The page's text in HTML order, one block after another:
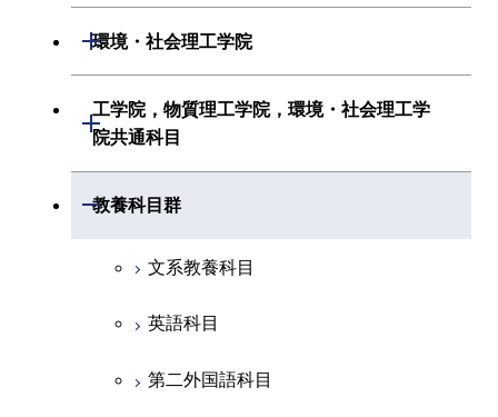
創造プロセス科目
共通専門科目
経営工学系
初年次専門科目
創造プロセス科目
初年次専門科目
共通専門科目
初年次専門科目
創造プロセス科目
共通専門科目
生命理工学系
創造プロセス科目
共通専門科目
環境・社会理工学院
開閉
建築学系
融合理工学系
初年次専門科目
創造プロセス科目
共通専門科目
工学院，物質理工学院，環境・社会理工学
院共通科目
開閉
工学院，物質理工学院，環境・社会
教養科目群
開閉
文系教養科目
英語科目
第二外国語科目